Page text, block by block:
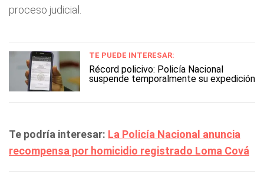
proceso judicial.
TE PUEDE INTERESAR:
Récord policivo: Policía Nacional
suspende temporalmente su expedición
Te podría interesar: La Policía Nacional anuncia
recompensa por homicidio registrado Loma Cová